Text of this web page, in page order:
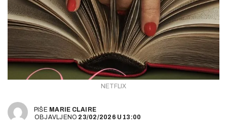
NETFLIX
PIŠE MARIE CLAIRE
OBJAVLJENO 23/02/2026 U 13:00